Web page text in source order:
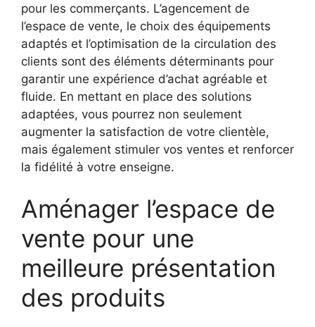
pour les commerçants. L’agencement de
l’espace de vente, le choix des équipements
adaptés et l’optimisation de la circulation des
clients sont des éléments déterminants pour
garantir une expérience d’achat agréable et
fluide. En mettant en place des solutions
adaptées, vous pourrez non seulement
augmenter la satisfaction de votre clientèle,
mais également stimuler vos ventes et renforcer
la fidélité à votre enseigne.
Aménager l’espace de
vente pour une
meilleure présentation
des produits